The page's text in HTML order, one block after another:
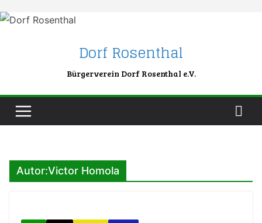
to
Dorf Rosenthal
Bürgerverein Dorf Rosenthal e.V.
Autor:Victor Homola